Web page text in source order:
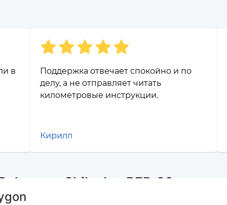
в
Поддержка отвечает спокойно и по
делу, а не отправляет читать
километровые инструкции.
Кирилл
и Shiba Inu BEP-20